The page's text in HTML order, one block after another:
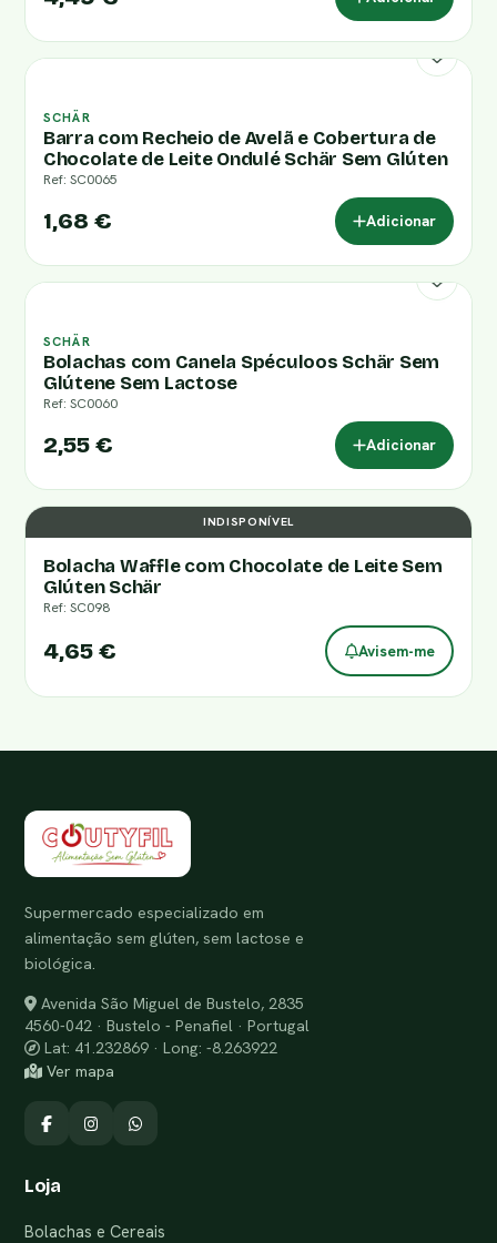
SCHÄR
Barra com Recheio de Avelã e Cobertura de
Chocolate de Leite Ondulé Schär Sem Glúten
Ref: SC0065
1,68 € Adicionar
SCHÄR
Bolachas com Canela Spéculoos Schär Sem
Glútene Sem Lactose
Ref: SC0060
2,55 € Adicionar
INDISPONÍVEL
Bolacha Waffle com Chocolate de Leite Sem
Glúten Schär
Ref: SC098
4,65 € Avisem-me
Supermercado especializado em
alimentação sem glúten, sem lactose e
biológica.
Avenida São Miguel de Bustelo, 2835
4560-042 · Bustelo - Penafiel · Portugal
Lat: 41.232869 · Long: -8.263922
Ver mapa
Loja
Bolachas e Cereais